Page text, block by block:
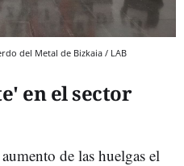
del Metal de Bizkaia / LAB
en el sector
de las huelgas el